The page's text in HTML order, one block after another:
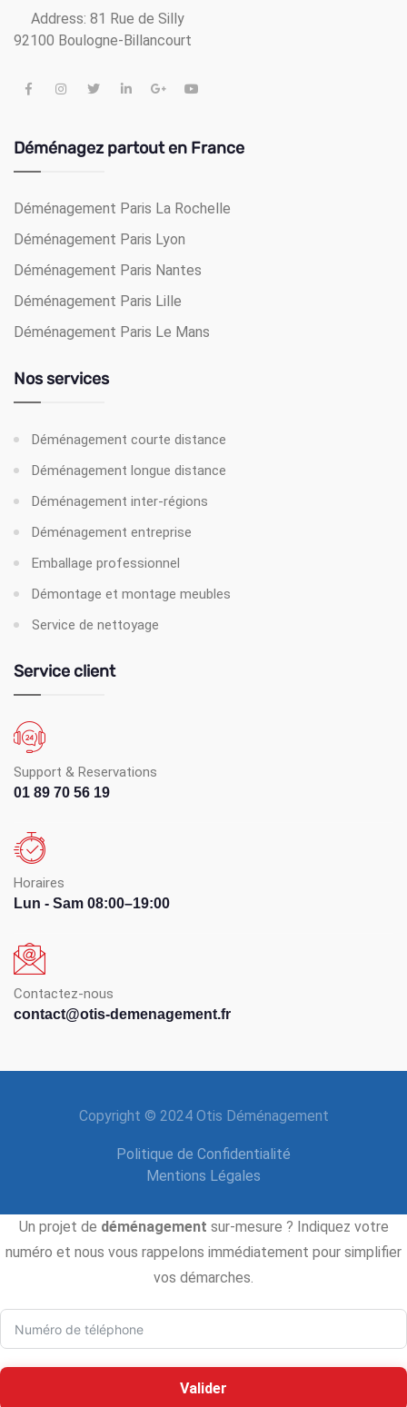
Address: 81 Rue de Silly
92100 Boulogne-Billancourt
Déménagez partout en France
Déménagement Paris La Rochelle
Déménagement Paris Lyon
Déménagement Paris Nantes
Déménagement Paris Lille
Déménagement Paris Le Mans
Nos services
Déménagement courte distance
Déménagement longue distance
Déménagement inter-régions
Déménagement entreprise
Emballage professionnel
Démontage et montage meubles
Service de nettoyage
Service client
Support & Reservations
01 89 70 56 19
Horaires
Lun - Sam 08:00–19:00
Contactez-nous
contact@otis-demenagement.fr
Copyright © 2024 Otis Déménagement
Politique de Confidentialité
Mentions Légales
Un projet de déménagement sur-mesure ? Indiquez votre
numéro et nous vous rappelons immédiatement pour simplifier
vos démarches.
Valider